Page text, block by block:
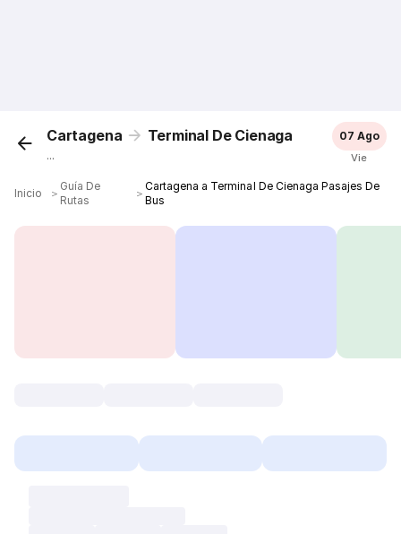
Cartagena Terminal De Cienaga
...
07 Ago
Vie
Inicio ＞
Guía De
Rutas
＞
Cartagena a Terminal De Cienaga Pasajes De
Bus